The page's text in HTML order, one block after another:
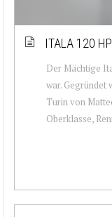
ITALA 120
Der Mächtige
war. Gegründet
Turin von
Oberklasse,